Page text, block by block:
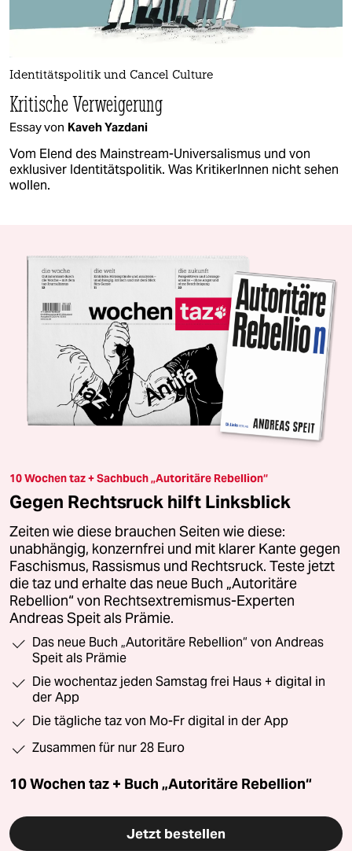
Identitätspolitik und Cancel Culture
Kritische Verweigerung
Essay von Kaveh Yazdani
Vom Elend des Mainstream-Universalismus und von
exklusiver Identitätspolitik. Was Kri­ti­ke­rIn­nen nicht sehen
wollen.
10 Wochen taz + Sachbuch „Autoritäre Rebellion“
Gegen Rechtsruck hilft Linksblick
Zeiten wie diese brauchen Seiten wie diese:
unabhängig, konzernfrei und mit klarer Kante gegen
Faschismus, Rassismus und Rechtsruck. Teste jetzt
die taz und erhalte das neue Buch „Autoritäre
Rebellion“ von Rechtsextremismus-Experten
Andreas Speit als Prämie.
Das neue Buch „Autoritäre Rebellion“ von Andreas
Speit als Prämie
Die wochentaz jeden Samstag frei Haus + digital in
der App
Die tägliche taz von Mo-Fr digital in der App
Zusammen für nur 28 Euro
10 Wochen taz + Buch „Autoritäre Rebellion“
Jetzt bestellen